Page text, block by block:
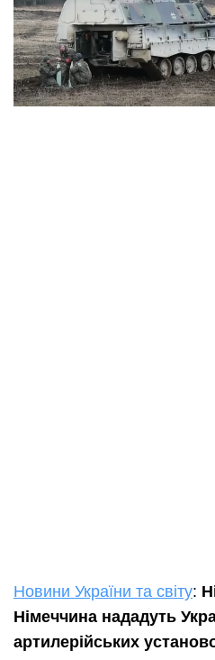
Новини України та світу:
Німеччина нададуть
артилерійських